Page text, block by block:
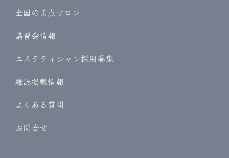
全国の美点サロン
講習会情報
エステティシャン採用募集
雑誌掲載情報
よくある質問
お問合せ